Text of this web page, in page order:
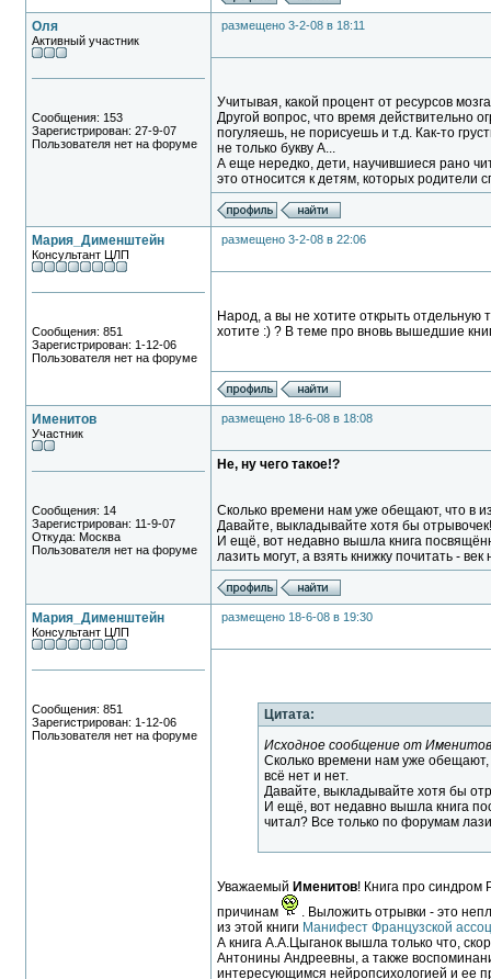
Оля
Активный участник
Сообщения: 153
Зарегистрирован: 27-9-07
Пользователя нет на форуме
размещено 3-2-08 в 18:11
Учитывая, какой процент от ресурсов
Другой вопрос, что время действительно
погуляешь, не порисуешь и т.д. Как-то
не только букву А...
А еще нередко, дети, научившиеся рано
это относится к детям, которых родители
Мария_Дименштейн
Консультант ЦЛП
Сообщения: 851
Зарегистрирован: 1-12-06
Пользователя нет на форуме
размещено 3-2-08 в 22:06
Народ, а вы не хотите открыть
хотите :) ? В теме про вновь вышедшие
Именитов
Участник
Сообщения: 14
Зарегистрирован: 11-9-07
Откуда: Москва
Пользователя нет на форуме
размещено 18-6-08 в 18:08
Не, ну чего такое!?
Сколько времени нам уже обещают, что в
Давайте, выкладывайте хотя бы отрывочек!
И ещё, вот недавно вышла книга
лазить могут, а взять книжку почитать -
Мария_Дименштейн
Консультант ЦЛП
Сообщения: 851
Зарегистрирован: 1-12-06
Пользователя нет на форуме
размещено 18-6-08 в 19:30
Цитата:
Исходное сообщение от
Сколько времени нам уже обещают,
всё нет и нет.
Давайте, выкладывайте хотя бы
И ещё, вот недавно вышла книга
читал? Все только по форумам
Уважаемый Именитов! Книга про синдром
причинам
. Выложить отрывки - это
из этой книги Манифест Французской
А книга А.А.Цыганок вышла только что,
Антонины Андреевны, а также
интересующимся нейропсихологией и ее